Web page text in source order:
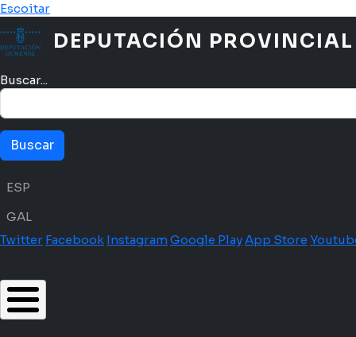
Ir o contido principal
Escoitar
DEPUTACIÓN PROVINCIAL
Buscar...
Menú idioma
ESP
GAL
Twitter Facebook InstagramGoogle PlayApp Store